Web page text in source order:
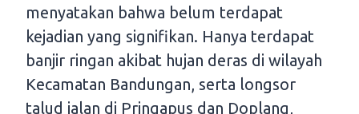
menyatakan bahwa belum terdapat
kejadian yang signifikan. Hanya terdapat
banjir ringan akibat hujan deras di wilayah
Kecamatan Bandungan, serta longsor
talud jalan di Pringapus dan Doplang,